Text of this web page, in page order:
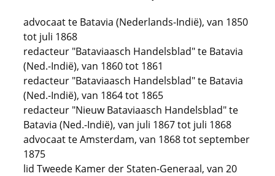
advocaat te Batavia (Nederlands-Indië), van 1850
tot juli 1868
redacteur "Bataviaasch Handelsblad" te Batavia
(Ned.-Indië), van 1860 tot 1861
redacteur "Bataviaasch Handelsblad" te Batavia
(Ned.-Indië), van 1864 tot 1865
redacteur "Nieuw Bataviaasch Handelsblad" te
Batavia (Ned.-Indië), van juli 1867 tot juli 1868
advocaat te Amsterdam, van 1868 tot september
1875
lid Tweede Kamer der Staten-Generaal, van 20